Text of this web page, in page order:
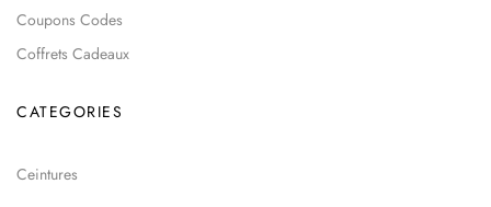
Coupons Codes
Coffrets Cadeaux
CATEGORIES
Ceintures